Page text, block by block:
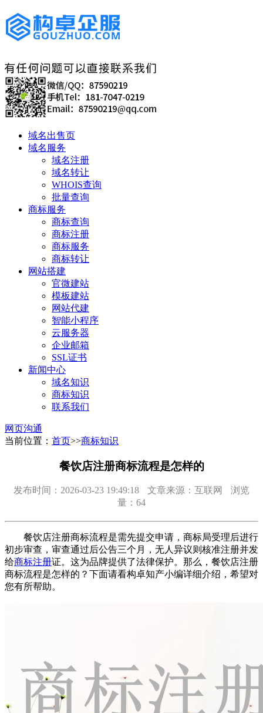
域名出售页
域名服务
域名注册
域名转让
WHOIS查询
批量查询
商标服务
商标查询
商标注册
商标服务
商标转让
网站搭建
官微建站
模板建站
网站代建
智能小程序
云服务器
企业邮箱
SSL证书
新闻中心
域名知识
商标知识
联系我们
网页沟通
当前位置： 首页>>商标知识
餐饮店注册商标流程是怎样的
发布时间：2026-03-23 19:49:18 文章来源：互联网
浏览
量：64
餐饮店注册商标流程是需先提交申请，商标局受理后进行
初步审查，审查通过后公告三个月，无人异议则核准注册并发
给商标注册证。这为品牌提供了法律保护。那么，餐饮店注册
商标流程是怎样的？下面请看构卓知产小编详细介绍，希望对
您有所帮助。